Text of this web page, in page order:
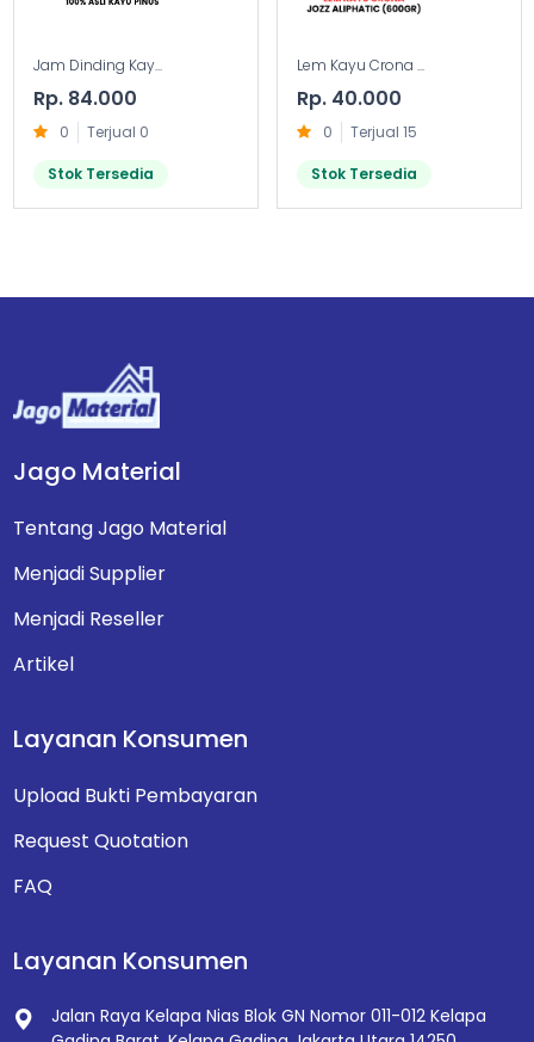
Jam Dinding Kay...
Rp. 84.000
0 Terjual 0
Stok Tersedia
Lem Kayu Crona ...
Rp. 40.000
0 Terjual 15
Stok Tersedia
Jago Material
Tentang Jago Material
Menjadi Supplier
Menjadi Reseller
Artikel
Layanan Konsumen
Upload Bukti Pembayaran
Request Quotation
FAQ
Layanan Konsumen
Jalan Raya Kelapa Nias Blok GN Nomor 011-012Kelapa